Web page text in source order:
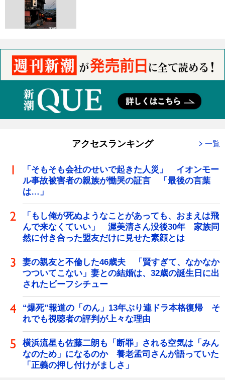
アクセスランキング 一覧
「そもそも会社のせいで起きた人災」 イオンモー
ル事故被害者の親族が慟哭の証言 「最後の言葉
は…」
「もし俺が死ぬようなことがあっても、おまえは飛
んで来なくていい」 渥美清さん没後30年 家族同
然に付き合った盟友だけに見せた素顔とは
妻の親友と不倫した46歳夫 「賢すぎて、なかなか
つついてこない」妻との結婚は、32歳の誕生日に出
されたビーフシチュー
“爆死”報道の「のん」13年ぶり連ドラ本格復帰 そ
れでも視聴者の評判が上々な理由
横浜流星も佐藤二朗も「断罪」される空気は「みん
なのため」になるのか 養老孟司さんが語っていた
「正義の押し付けがましさ」